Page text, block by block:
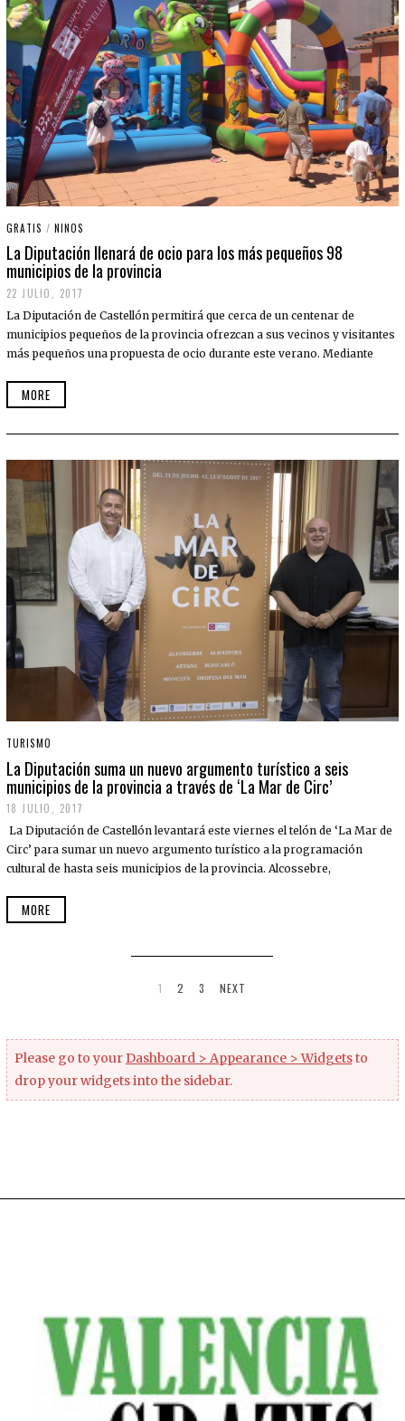
GRATIS / NINOS
La Diputación llenará de ocio para los más pequeños 98
municipios de la provincia
22 JULIO, 2017
La Diputación de Castellón permitirá que cerca de un centenar de
municipios pequeños de la provincia ofrezcan a sus vecinos y visitantes
más pequeños una propuesta de ocio durante este verano. Mediante
MORE
TURISMO
La Diputación suma un nuevo argumento turístico a seis
municipios de la provincia a través de ‘La Mar de Circ’
18 JULIO, 2017
La Diputación de Castellón levantará este viernes el telón de ‘La Mar de
Circ’ para sumar un nuevo argumento turístico a la programación
cultural de hasta seis municipios de la provincia. Alcossebre,
MORE
1 2 3 NEXT
Please go to yourDashboard > Appearance > Widgetsto
drop your widgets into the sidebar.